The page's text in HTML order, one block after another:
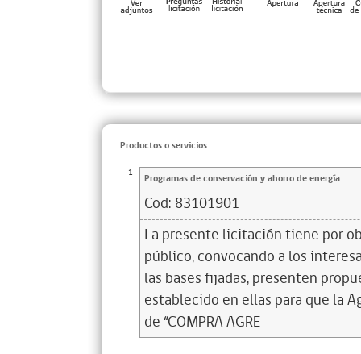
Productos o servicios
1 Programas de conservación y ahorro de energía
Cod: 83101901
La presente licitación tiene por
público, convocando a los
las bases fijadas, presenten
establecido en ellas para que la
de “COMPRA AGRE